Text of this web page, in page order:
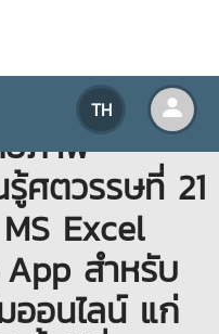
TH
นเทศ จัด
ภาพ
ศตวรรษที่ 21
Excel
App สำหรับ
ออนไลน์ แก่